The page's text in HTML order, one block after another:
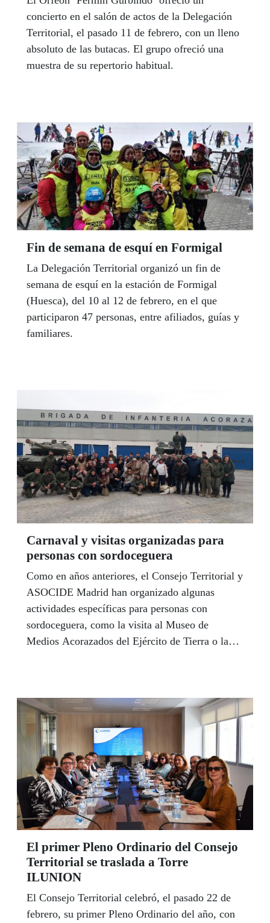
concierto en el salón de actos de la Delegación
Territorial, el pasado 11 de febrero, con un lleno
absoluto de las butacas. El grupo ofreció una
muestra de su repertorio habitual.
Fin de semana de esquí en Formigal
La Delegación Territorial organizó un fin de
semana de esquí en la estación de Formigal
(Huesca), del 10 al 12 de febrero, en el que
participaron 47 personas, entre afiliados, guías y
familiares.
Carnaval y visitas organizadas para
personas con sordoceguera
Como en años anteriores, el Consejo Territorial y
ASOCIDE Madrid han organizado algunas
actividades específicas para personas con
sordoceguera, como la visita al Museo de
Medios Acorazados del Ejército de Tierra o la
El primer Pleno Ordinario del Consejo
Territorial se traslada a Torre
ILUNION
El Consejo Territorial celebró, el pasado 22 de
febrero, su primer Pleno Ordinario del año, con